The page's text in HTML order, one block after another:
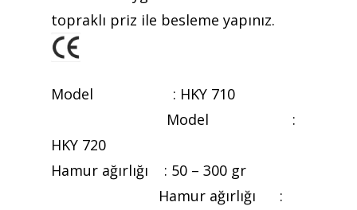
topraklı priz ile besleme yapınız.
Model : HKY 710
Model :
HKY 720
Hamur ağırlığı : 50 – 300 gr
Hamur ağırlığı :